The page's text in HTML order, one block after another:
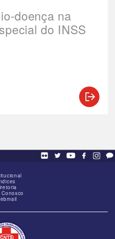
doença na
do INSS
Conosco